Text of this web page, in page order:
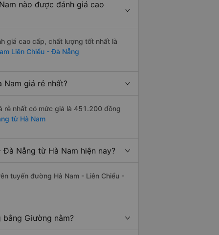
nào được đánh giá cao
giá cao cấp, chất lượng tốt nhất là
Liên Chiểu - Đà Nẵng
Nam giá rẻ nhất?
rẻ nhất có mức giá là 451.200 đồng
từ Hà Nam
Nẵng từ Hà Nam hiện nay?
tuyến đường Hà Nam - Liên Chiểu -
Giường nằm?